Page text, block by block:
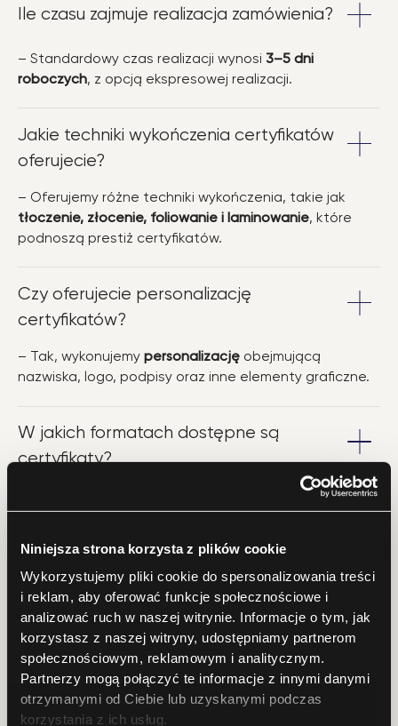
Niniejsza strona korzysta z plików cookie
Wykorzystujemy pliki cookie do spersonalizowania treści
i reklam, aby oferować funkcje społecznościowe i
analizować ruch w naszej witrynie. Informacje o tym, jak
korzystasz z naszej witryny, udostępniamy partnerom
społecznościowym, reklamowym i analitycznym.
Partnerzy mogą połączyć te informacje z innymi danymi
otrzymanymi od Ciebie lub uzyskanymi podczas
korzystania z ich usług.
Ile czasu zajmuje realizacja zamówienia?
– Standardowy czas realizacji wynosi 3–5 dni
roboczych, z opcją ekspresowej realizacji.
Jakie techniki wykończenia certyfikatów
oferujecie?
– Oferujemy różne techniki wykończenia, takie jak
tłoczenie, złocenie, foliowanie i laminowanie, które
podnoszą prestiż certyfikatów.
Czy oferujecie personalizację
certyfikatów?
– Tak, wykonujemy personalizacjęobejmującą
nazwiska, logo, podpisy oraz inne elementy graficzne.
W jakich formatach dostępne są
certyfikaty?
, ale możemy
dostosować rozmiar certyfikatu do Twoich potrzeb.
Gdzie mogę uzyskać informacje o
cenach voucherów?
– Ceny voucherów są ustalane indywidualnie w
zależności od nakładu, formatu i wykończenia.
Skontaktuj się z naszym zespołem, aby uzyskać
szczegółową wycenę.